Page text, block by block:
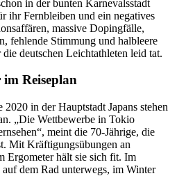
in der bunten Karnevalsstadt
ihr Fernbleiben und ein negatives
massive Dopingfälle,
fehlende Stimmung und halbleere
deutschen Leichtathleten leid tat.
Reiseplan
in der Hauptstadt Japans stehen
„Die Wettbewerbe in Tokio
meint die 70-Jährige, die
Mit Kräftigungsübungen an
Ergometer hält sie sich fit. Im
dem Rad unterwegs, im Winter